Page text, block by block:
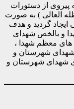
بهمن ماه 1401 در زمینه پیروی از دستورات
العالی ) به صورت
ایجاد گردید و هدف
و بالخص شهدای
های معظم شهدا ،
شهرستان و
شهدای شهرستان و